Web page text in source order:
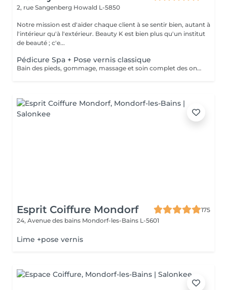
2, rue Sangenberg Howald L-5850
Notre mission est d'aider chaque client à se sentir bien, autant à
l'intérieur qu'à l'extérieur. Beauty K est bien plus qu'un institut
de beauté ; c'e...
Pédicure Spa + Pose vernis classique
Bain des pieds, gommage, massage et soin complet des ongles de pieds + Pose de vernis classique pieds.
Esprit Coiffure Mondorf
175
24, Avenue des bains Mondorf-les-Bains L-5601
Lime +pose vernis